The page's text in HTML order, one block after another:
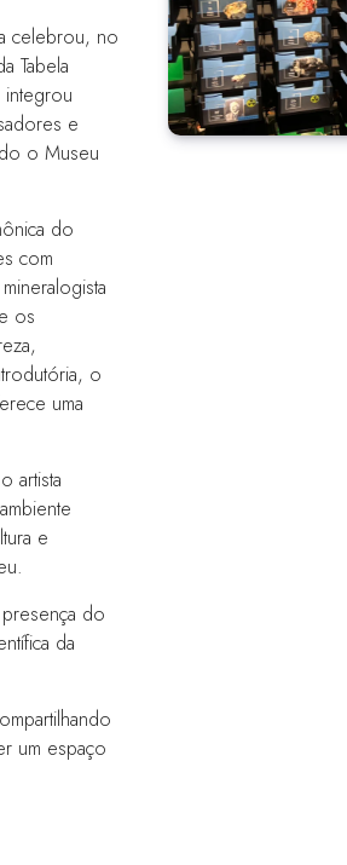
celebrou, no
Tabela
e
o Museu
do
com
os
o
uma
artista
e
do
da
um espaço